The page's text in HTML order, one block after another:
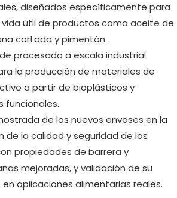
diseñados específicamente para
vida útil de productos como aceite de
cortada y pimentón.
procesado a escala industrial
la producción de materiales de
a partir de bioplásticos y
funcionales.
de los nuevos envases en la
de la calidad y seguridad de los
propiedades de barrera y
mejoradas, y validación de su
aplicaciones alimentarias reales.